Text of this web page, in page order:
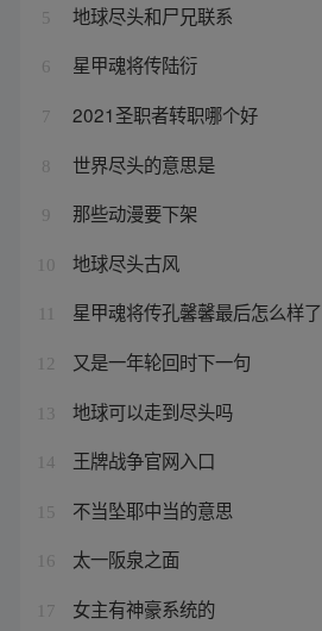
5 地球尽头和尸兄联系
6 星甲魂将传陆衍
7 2021圣职者转职哪个好
8 世界尽头的意思是
9 那些动漫要下架
10 地球尽头古风
星甲魂将传孔馨馨最后怎么样了
12 又是一年轮回时下一句
13 地球可以走到尽头吗
14 王牌战争官网入口
15 不当坠耶中当的意思
16 太一阪泉之面
17 女主有神豪系统的